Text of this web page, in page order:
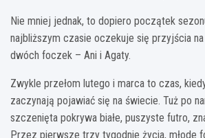
Nie mniej jednak, to dopiero początek
najbliższym czasie oczekuje się przyjścia
dwóch foczek – Ani i Agaty.
Zwykle przełom lutego i marca to czas,
zaczynają pojawiać się na świecie. Tuż po
szczenięta pokrywa białe, puszyste futro,
Przez pierwsze trzy tygodnie życia, młode